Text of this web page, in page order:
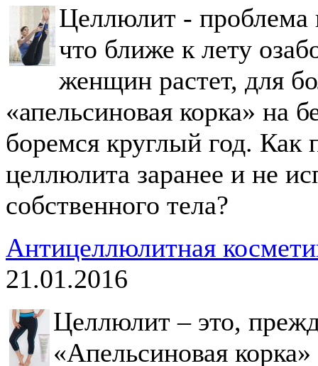
Целлюлит - проблема
что ближе к лету
женщин растет, для
«апельсиновая корка» на
боремся круглый год. Как
целлюлита заранее и не
собственного тела?
Антицеллюлитная
21.01.2016
Целлюлит – это,
«Апельсиновая